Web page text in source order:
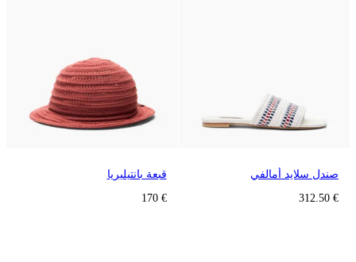
صندل سلايد أمالفي
€ 312.50
قبعة بانتيليريا
€ 170